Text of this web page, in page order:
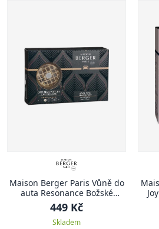
Maison Berger Paris Vůně do
auta Resonance Božské
slunce
449 Kč
Skladem